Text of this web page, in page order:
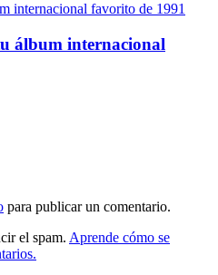
internacional favorito de 1991
álbum internacional
para publicar un comentario.
el spam. Aprende cómo se